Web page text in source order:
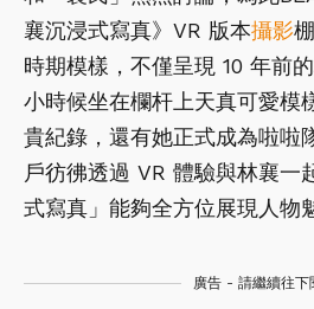
襄沉浸式寫真》VR 版本攝影
時期模樣，不僅呈現 10 年前
小時候坐在欄杆上天真可愛模
貴紀錄，還有她正式成為啦啦
戶彷彿透過 VR 體驗與林襄一
式寫真」能夠全方位展現人物
廣告 - 請繼續往下